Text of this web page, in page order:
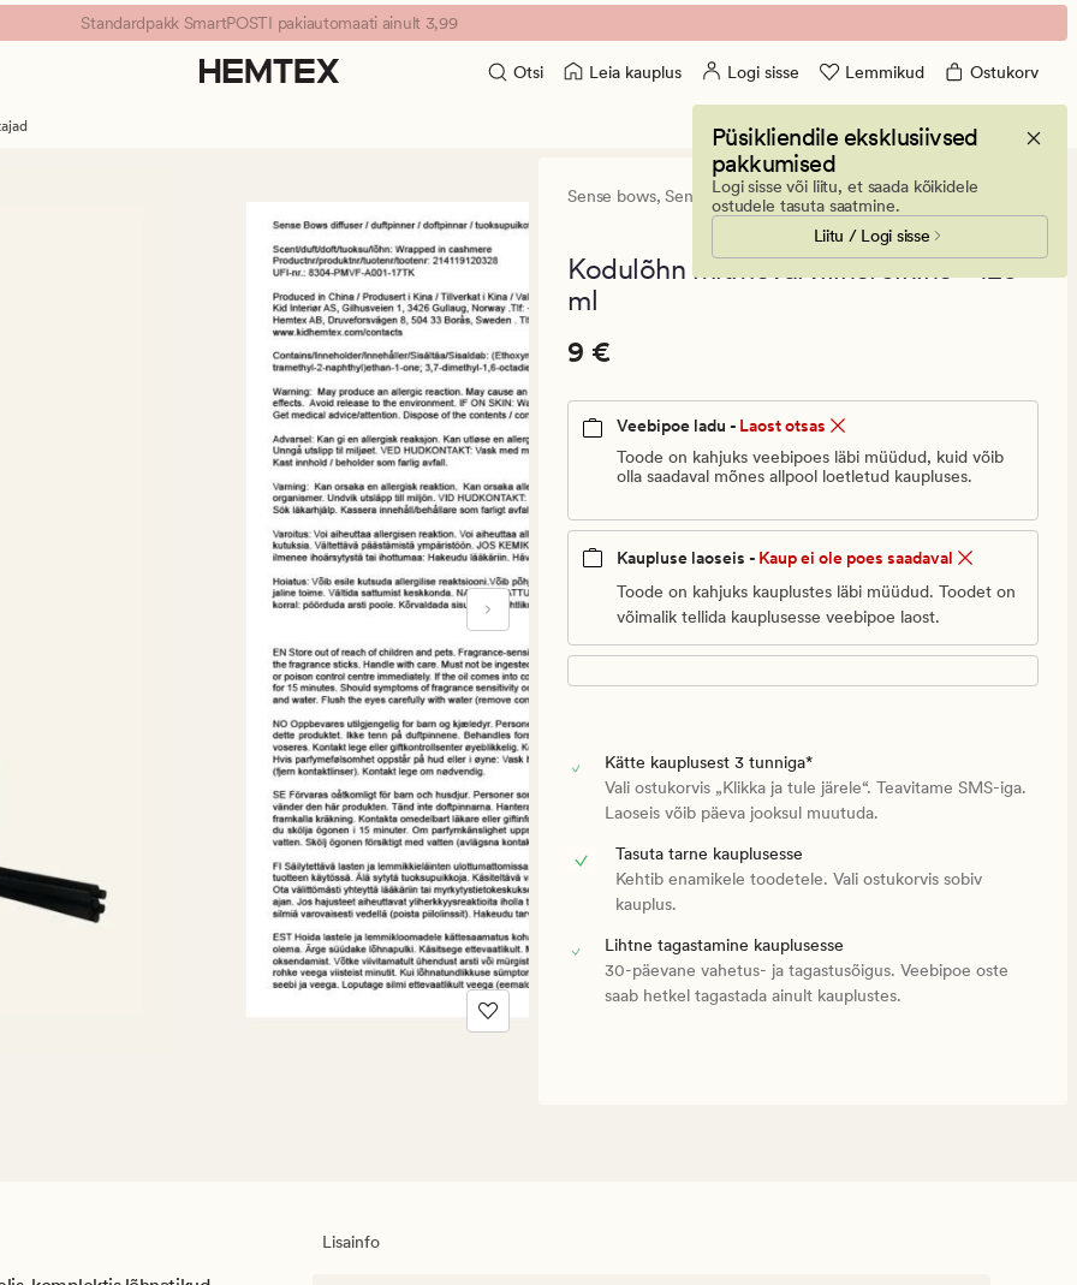
Standardpakk SmartPOSTI pakiautomaati ainult 3,99
Otsi Leia kauplus Logi sisse Lemmikud Ostukorv
Püsikliendile eksklusiivsed
pakkumised
Logi sisse või liitu, et saada kõikidele
ostudele tasuta saatmine.
Liitu / Logi sisse
Sense bows,Sense the Moment
arvustust
0
Kodulõhn mitmevärviline/sinine - 120
ml
Pris_ee
€.
Vanlig
pris_ee
€
Pris_ee
9 €
Veebipoe ladu - Laost otsas
Toode on kahjuks veebipoes läbi müüdud, kuid võib
olla saadaval mõnes allpool loetletud kaupluses.
Kaupluse laoseis - Kaup ei ole poes saadaval
Toode on kahjuks kauplustes läbi müüdud. Toodet on
võimalik tellida kauplusesse veebipoe laost.
Kätte kauplusest 3 tunniga*
Vali ostukorvis „Klikka ja tule järele“. Teavitame SMS-iga.
Laoseis võib päeva jooksul muutuda.
Tasuta tarne kauplusesse
Kehtib enamikele toodetele. Vali ostukorvis sobiv
kauplus.
Lihtne tagastamine kauplusesse
30-päevane vahetus- ja tagastusõigus. Veebipoe oste
saab hetkel tagastada ainult kauplustes.
Lisainfo